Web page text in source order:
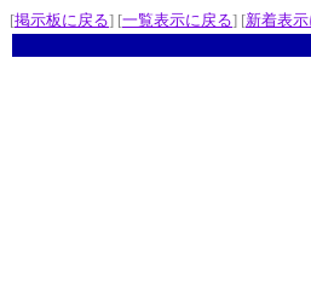
[掲示板に戻る] [一覧表示に戻る] [新着表